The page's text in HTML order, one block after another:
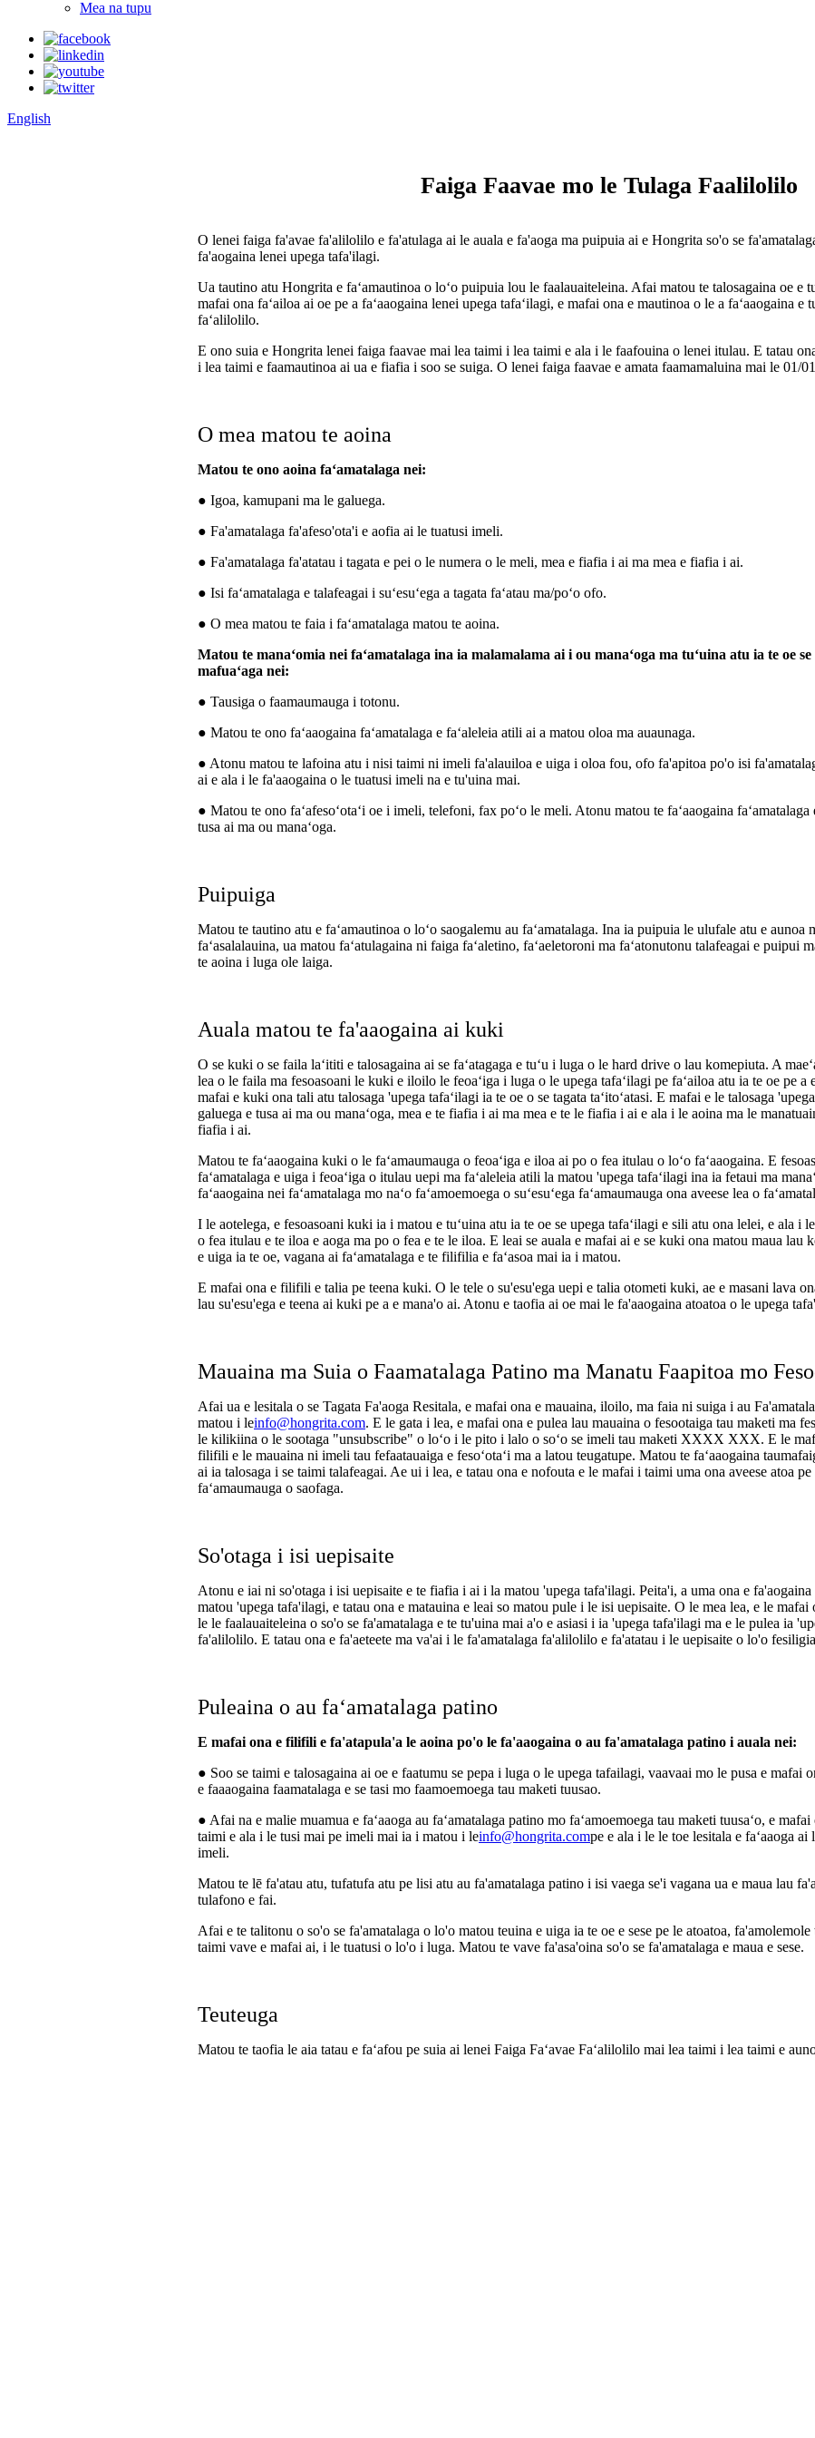
Mea na tupu
English
Faiga Faavae mo le Tulaga Faalilolilo
O lenei faiga fa'avae fa'alilolilo e fa'atulaga ai le auala e fa'aoga ma puipuia ai e Hongrita so'o se
fa'aogaina lenei upega tafa'ilagi.
Ua tautino atu Hongrita e faʻamautinoa o loʻo puipuia lou le faalauaiteleina. Afai matou te talosagaina oe e
mafai ona faʻailoa ai oe pe a faʻaaogaina lenei upega tafaʻilagi, e mafai ona e mautinoa o le a faʻaaogaina e
faʻalilolilo.
E ono suia e Hongrita lenei faiga faavae mai lea taimi i lea taimi e ala i le faafouina o lenei itulau. E tatau
i lea taimi e faamautinoa ai ua e fiafia i soo se suiga. O lenei faiga faavae e amata faamamaluina mai le 01/
O mea matou te aoina
Matou te ono aoina faʻamatalaga nei:
● Igoa, kamupani ma le galuega.
● Fa'amatalaga fa'afeso'ota'i e aofia ai le tuatusi imeli.
● Fa'amatalaga fa'atatau i tagata e pei o le numera o le meli, mea e fiafia i ai ma mea e fiafia i ai.
● Isi faʻamatalaga e talafeagai i suʻesuʻega a tagata faʻatau ma/poʻo ofo.
● O mea matou te faia i faʻamatalaga matou te aoina.
Matou te manaʻomia nei faʻamatalaga ina ia malamalama ai i ou manaʻoga ma tuʻuina atu ia te oe
mafuaʻaga nei:
● Tausiga o faamaumauga i totonu.
● Matou te ono faʻaaogaina faʻamatalaga e faʻaleleia atili ai a matou oloa ma auaunaga.
● Atonu matou te lafoina atu i nisi taimi ni imeli fa'alauiloa e uiga i oloa fou, ofo fa'apitoa po'o isi
ai e ala i le fa'aaogaina o le tuatusi imeli na e tu'uina mai.
● Matou te ono faʻafesoʻotaʻi oe i imeli, telefoni, fax poʻo le meli. Atonu matou te faʻaaogaina faʻamatalaga
tusa ai ma ou manaʻoga.
Puipuiga
Matou te tautino atu e faʻamautinoa o loʻo saogalemu au faʻamatalaga. Ina ia puipuia le ulufale atu e aunoa
faʻasalalauina, ua matou faʻatulagaina ni faiga faʻaletino, faʻaeletoroni ma faʻatonutonu talafeagai e puipui
te aoina i luga ole laiga.
Auala matou te fa'aaogaina ai kuki
O se kuki o se faila laʻititi e talosagaina ai se faʻatagaga e tuʻu i luga o le hard drive o lau komepiuta. A
lea o le faila ma fesoasoani le kuki e iloilo le feoaʻiga i luga o le upega tafaʻilagi pe faʻailoa atu ia te oe pe a
mafai e kuki ona tali atu talosaga 'upega tafaʻilagi ia te oe o se tagata taʻitoʻatasi. E mafai e le talosaga
galuega e tusa ai ma ou manaʻoga, mea e te fiafia i ai ma mea e te le fiafia i ai e ala i le aoina ma le
fiafia i ai.
Matou te faʻaaogaina kuki o le faʻamaumauga o feoaʻiga e iloa ai po o fea itulau o loʻo faʻaaogaina. E
faʻamatalaga e uiga i feoaʻiga o itulau uepi ma faʻaleleia atili la matou 'upega tafaʻilagi ina ia fetaui ma
faʻaaogaina nei faʻamatalaga mo naʻo faʻamoemoega o suʻesuʻega faʻamaumauga ona aveese lea o
I le aotelega, e fesoasoani kuki ia i matou e tuʻuina atu ia te oe se upega tafaʻilagi e sili atu ona lelei, e ala i
o fea itulau e te iloa e aoga ma po o fea e te le iloa. E leai se auala e mafai ai e se kuki ona matou maua lau
e uiga ia te oe, vagana ai faʻamatalaga e te filifilia e faʻasoa mai ia i matou.
E mafai ona e filifili e talia pe teena kuki. O le tele o su'esu'ega uepi e talia otometi kuki, ae e masani lava
lau su'esu'ega e teena ai kuki pe a e mana'o ai. Atonu e taofia ai oe mai le fa'aaogaina atoatoa o le upega
Mauaina ma Suia o Faamatalaga Patino ma Manatu Faapitoa mo
Afai ua e lesitala o se Tagata Fa'aoga Resitala, e mafai ona e mauaina, iloilo, ma faia ni suiga i au
matou i leinfo@hongrita.com. E le gata i lea, e mafai ona e pulea lau mauaina o fesootaiga tau maketi ma
le kilikiina o le sootaga "unsubscribe" o loʻo i le pito i lalo o soʻo se imeli tau maketi XXXX XXX. E le
filifili e le mauaina ni imeli tau fefaatauaiga e fesoʻotaʻi ma a latou teugatupe. Matou te faʻaaogaina
ai ia talosaga i se taimi talafeagai. Ae ui i lea, e tatau ona e nofouta e le mafai i taimi uma ona aveese atoa
faʻamaumauga o saofaga.
So'otaga i isi uepisaite
Atonu e iai ni so'otaga i isi uepisaite e te fiafia i ai i la matou 'upega tafa'ilagi. Peita'i, a uma ona e fa'aogaina
matou 'upega tafa'ilagi, e tatau ona e matauina e leai so matou pule i le isi uepisaite. O le mea lea, e le
le le faalauaiteleina o so'o se fa'amatalaga e te tu'uina mai a'o e asiasi i ia 'upega tafa'ilagi ma e le pulea ia
fa'alilolilo. E tatau ona e fa'aeteete ma va'ai i le fa'amatalaga fa'alilolilo e fa'atatau i le uepisaite o lo'o
Puleaina o au faʻamatalaga patino
E mafai ona e filifili e fa'atapula'a le aoina po'o le fa'aaogaina o au fa'amatalaga patino i auala nei:
● Soo se taimi e talosagaina ai oe e faatumu se pepa i luga o le upega tafailagi, vaavaai mo le pusa e mafai
e faaaogaina faamatalaga e se tasi mo faamoemoega tau maketi tuusao.
● Afai na e malie muamua e faʻaaoga au faʻamatalaga patino mo faʻamoemoega tau maketi tuusaʻo, e
taimi e ala i le tusi mai pe imeli mai ia i matou i leinfo@hongrita.compe e ala i le le toe lesitala e faʻaaoga
imeli.
Matou te lē fa'atau atu, tufatufa atu pe lisi atu au fa'amatalaga patino i isi vaega se'i vagana ua e maua lau
tulafono e fai.
Afai e te talitonu o so'o se fa'amatalaga o lo'o matou teuina e uiga ia te oe e sese pe le atoatoa,
taimi vave e mafai ai, i le tuatusi o lo'o i luga. Matou te vave fa'asa'oina so'o se fa'amatalaga e maua e sese.
Teuteuga
Matou te taofia le aia tatau e faʻafou pe suia ai lenei Faiga Faʻavae Faʻalilolilo mai lea taimi i lea taimi e